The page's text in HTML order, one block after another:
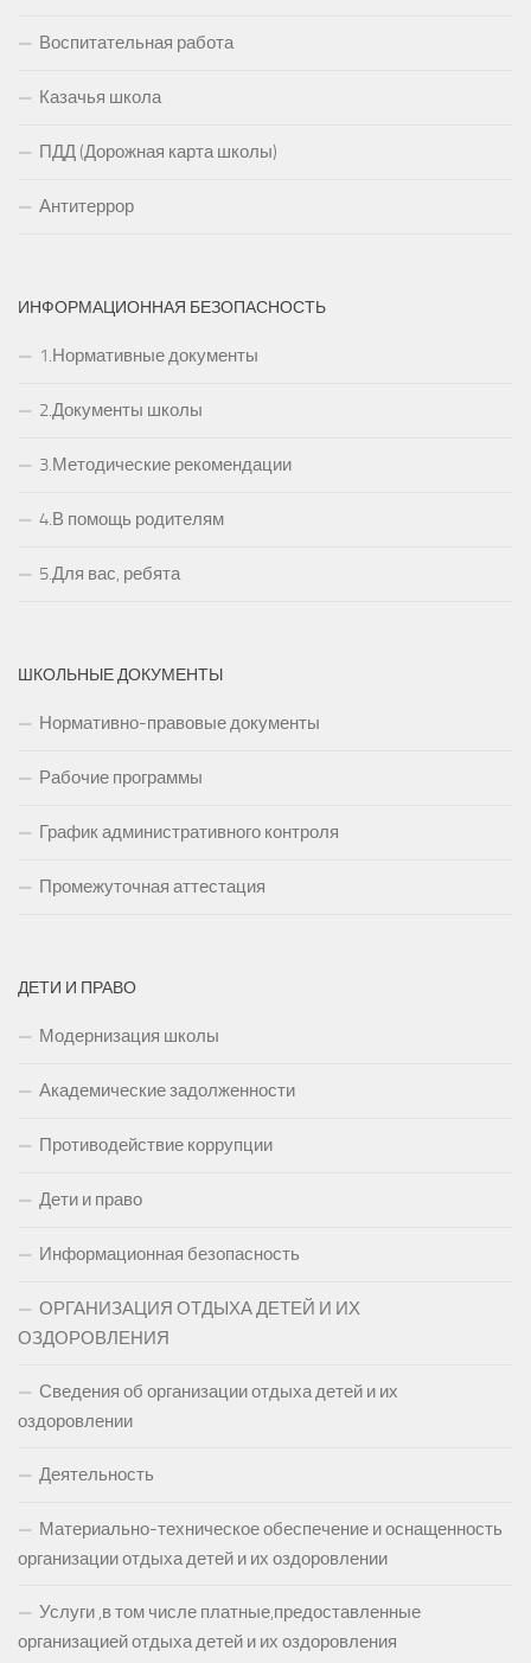
Воспитательная работа
Казачья школа
ПДД (Дорожная карта школы)
Антитеррор
ИНФОРМАЦИОННАЯ БЕЗОПАСНОСТЬ
1.Нормативные документы
2.Документы школы
3.Методические рекомендации
4.В помощь родителям
5.Для вас, ребята
ШКОЛЬНЫЕ ДОКУМЕНТЫ
Нормативно-правовые документы
Рабочие программы
График административного контроля
Промежуточная аттестация
ДЕТИ И ПРАВО
Модернизация школы
Академические задолженности
Противодействие коррупции
Дети и право
Информационная безопасность
ОРГАНИЗАЦИЯ ОТДЫХА ДЕТЕЙ И ИХ
ОЗДОРОВЛЕНИЯ
Сведения об организации отдыха детей и их
оздоровлении
Деятельность
Материально-техническое обеспечение и оснащенность
организации отдыха детей и их оздоровлении
Услуги ,в том числе платные,предоставленные
организацией отдыха детей и их оздоровления